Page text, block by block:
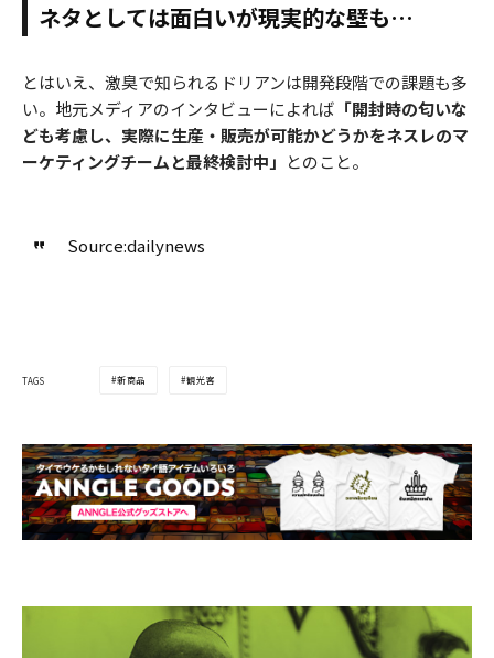
ネタとしては面白いが現実的な壁も…
とはいえ、激臭で知られるドリアンは開発段階での課題も多
い。地元メディアのインタビューによれば 「開封時の匂いな
ども考慮し、実際に生産・販売が可能かどうかをネスレのマ
ーケティングチームと最終検討中」 とのこと。
Source:dailynews
TAGS 新商品 観光客